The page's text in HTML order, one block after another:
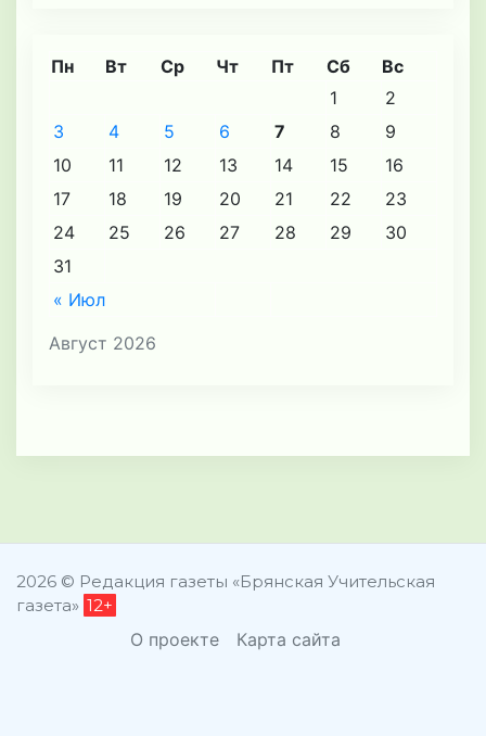
Август 2026
Пн Вт Ср Чт Пт Сб Вс
« Июл
1
2
3
4 5 6 7 8
9
10
11 12 13 14 15
16
17
18 19 20 21 22
23
24
25 26 27 28 29
30
31
2026 © Редакция газеты «Брянская Учительская
газета» 12+
О проекте Карта сайта